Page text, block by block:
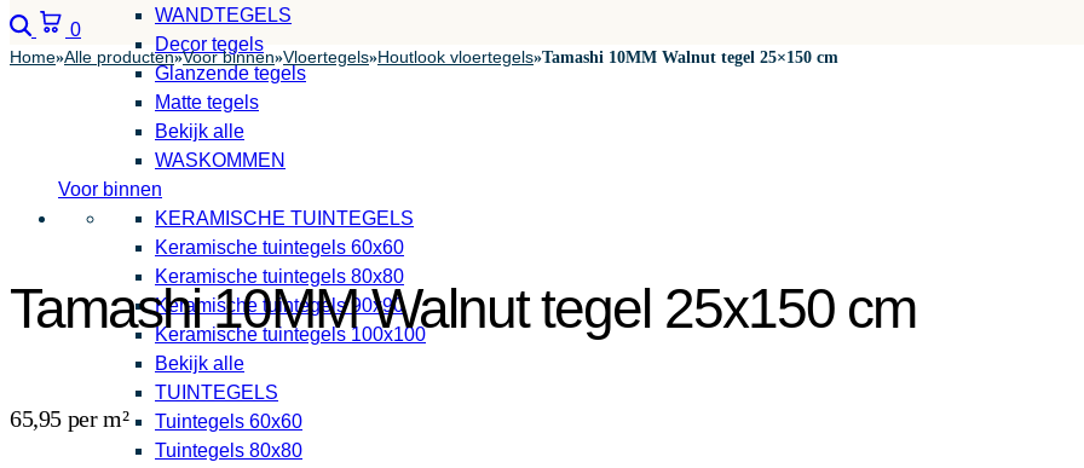
WANDTEGELS
Decor tegels
Glanzende tegels
Matte tegels
Bekijk alle
WASKOMMEN
Voor binnen
KERAMISCHE TUINTEGELS
Keramische tuintegels 60x60
Keramische tuintegels 80x80
Keramische tuintegels 90x90
Keramische tuintegels 100x100
Bekijk alle
TUINTEGELS
Tuintegels 60x60
Tuintegels 80x80
Zoeken
0 Winkelwagen
Home»Alle producten»Voor binnen»Vloertegels»Houtlook vloertegels»Tamashi 10MM Walnut tegel 25×150 cm
Tamashi 10MM Walnut tegel 25x150 cm
65,95 per m²